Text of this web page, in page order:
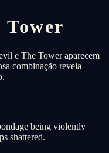
Tower
e The Tower aparecem
combinação revela
being violently
shattered.